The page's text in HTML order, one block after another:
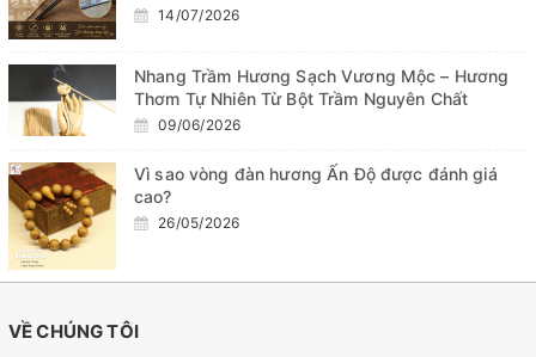
14/07/2026
Nhang Trầm Hương Sạch Vương Mộc – Hương
Thơm Tự Nhiên Từ Bột Trầm Nguyên Chất
09/06/2026
Vì sao vòng đàn hương Ấn Độ được đánh giá
cao?
26/05/2026
VỀ CHÚNG TÔI